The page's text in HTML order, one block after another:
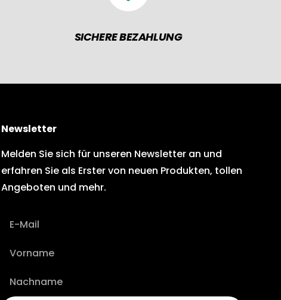
SICHERE BEZAHLUNG
Newsletter
Melden Sie sich für unseren Newsletter an und
erfahren Sie als Erster von neuen Produkten, tollen
Angeboten und mehr.